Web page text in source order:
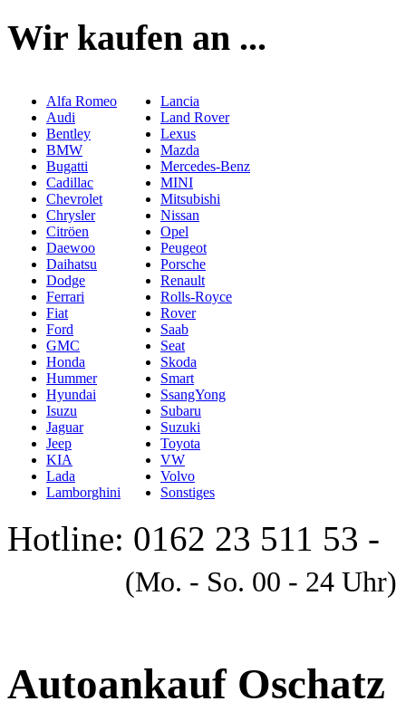
Wir kaufen an ...
Alfa Romeo
Audi
Bentley
BMW
Bugatti
Cadillac
Chevrolet
Chrysler
Citröen
Daewoo
Daihatsu
Dodge
Ferrari
Fiat
Ford
GMC
Honda
Hummer
Hyundai
Isuzu
Jaguar
Jeep
KIA
Lada
Lamborghini
Lancia
Land Rover
Lexus
Mazda
Mercedes-Benz
MINI
Mitsubishi
Nissan
Opel
Peugeot
Porsche
Renault
Rolls-Royce
Rover
Saab
Seat
Skoda
Smart
SsangYong
Subaru
Suzuki
Toyota
VW
Volvo
Sonstiges
Hotline: 0162 23 511 53 -
(Mo. - So. 00 - 24 Uhr)
Autoankauf Oschatz